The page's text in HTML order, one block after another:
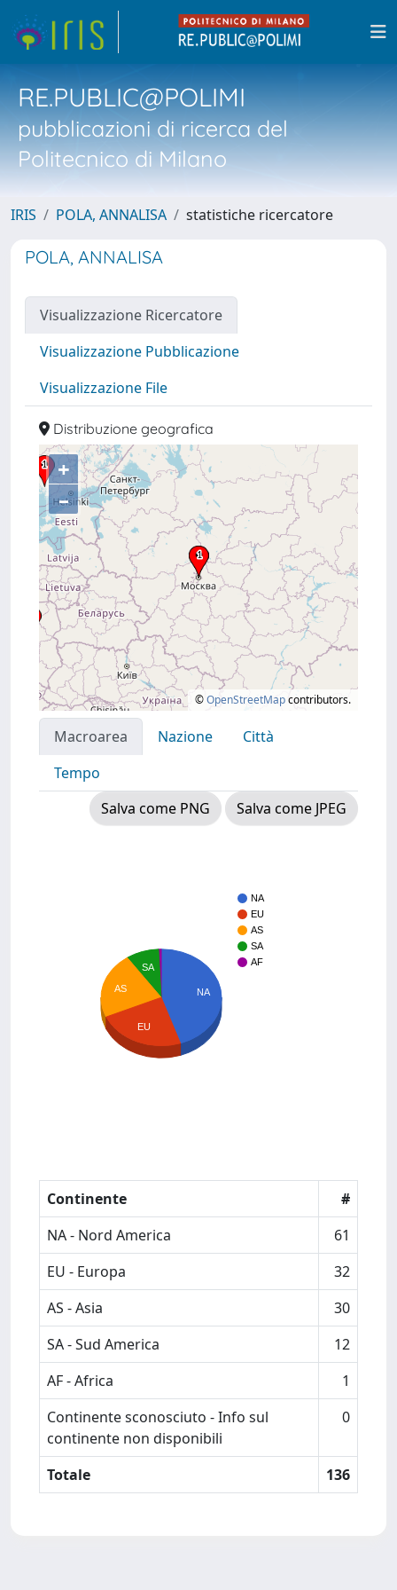
RE.PUBLIC@POLIMI
pubblicazioni di ricerca del
Politecnico di Milano
IRIS POLA, ANNALISA statistiche ricercatore
POLA, ANNALISA
Visualizzazione Ricercatore
Visualizzazione Pubblicazione
Visualizzazione File
Distribuzione geografica
+
–
©OpenStreetMapcontributors.
Macroarea Nazione
Città
Tempo
Salva come PNG
Salva come JPEG
NA
EU
AS
SA
AF
NA
SA
AS
EU
Continente
#
NA - Nord America
61
EU - Europa
32
AS - Asia
30
SA - Sud America
12
AF - Africa
1
Continente sconosciuto - Info sul
continente non disponibili
0
Totale 136